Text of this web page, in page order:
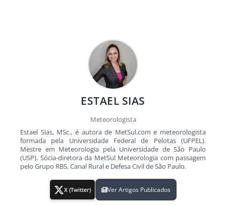
ESTAEL SIAS
Meteorologista
Estael Sias, MSc., é autora de MetSul.com e meteorologista
formada pela Universidade Federal de Pelotas (UFPEL).
Mestre em Meteorologia pela Universidade de São Paulo
(USP). Sócia-diretora da MetSul Meteorologia com passagem
pelo Grupo RBS, Canal Rural e Defesa Civil de São Paulo.
X (Twitter) Ver Artigos Publicados